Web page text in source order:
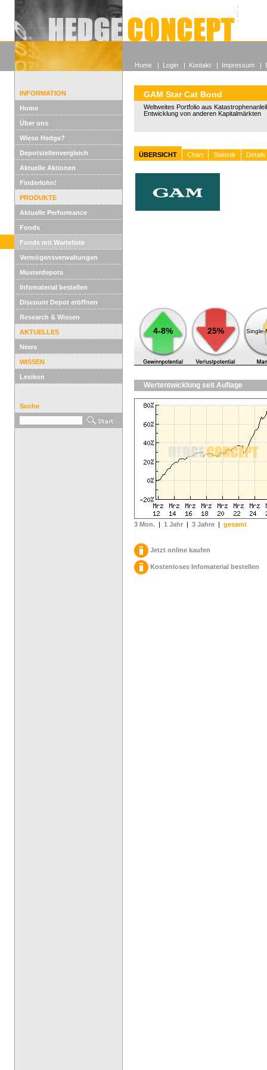
Alle
Wieso
INFORMATION
Home
Über uns
Wieso Hedge?
Depotstellenvergleich
Aktuelle Aktionen
Finderlohn!
PRODUKTE
Aktuelle Performance
Fonds
Fonds mit Warteliste
Vermögensverwaltungen
Musterdepots
Infomaterial bestellen
Discount Depot eröffnen
Research & Wissen
AKTUELLES
News
WISSEN
Lexikon
Suche
GAM Star Cat Bond
Weltweites Portfolio aus
Entwicklung von anderen Kapitalmärkten
ÜBERSICHT Chart Statistik Details
4-8% 25% Single-
Wertentwicklung seit Auflage
3 Mon. | 1 Jahr | 3 Jahre | gesamt
Jetzt online kaufen
Kostenloses Infomaterial bestellen
Home | Login | Kontakt | Impressum |